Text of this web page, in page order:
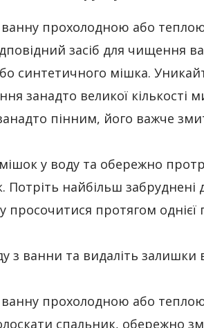
ванну прохолодною або
засіб для чищення
синтетичного мішка.
занадто великої кількості
пінним, його важче
у воду та обережно
Потріть найбільш забруднені
просочитися протягом однієї
з ванни та видаліть залишки
ванну прохолодною або
спальник, обережно